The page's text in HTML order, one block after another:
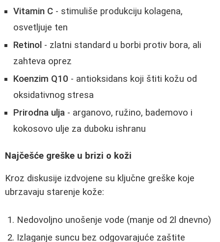
Vitamin C - stimuliše produkciju kolagena,
osvetljuje ten
Retinol - zlatni standard u borbi protiv bora, ali
zahteva oprez
Koenzim Q10 - antioksidans koji štiti kožu od
oksidativnog stresa
Prirodna ulja - arganovo, ružino, bademovo i
kokosovo ulje za duboku ishranu
Najčešće greške u brizi o koži
Kroz diskusije izdvojene su ključne greške koje
ubrzavaju starenje kože:
Nedovoljno unošenje vode (manje od 2l dnevno)
Izlaganje suncu bez odgovarajuće zaštite